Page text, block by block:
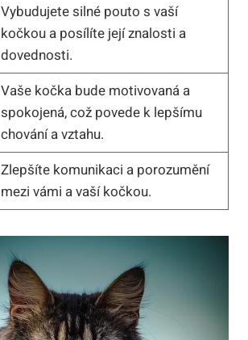
Vybudujete silné pouto s vaší
kočkou a posílíte její znalosti a
dovednosti.
Vaše kočka bude motivovaná a
spokojená, což povede k lepšímu
chování a vztahu.
Zlepšíte komunikaci a porozumění
mezi vámi a vaší kočkou.